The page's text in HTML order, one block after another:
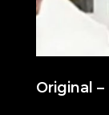
Original –